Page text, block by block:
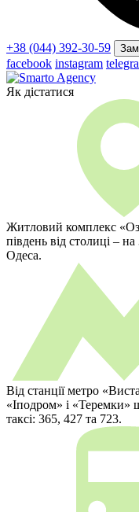
+38 (044) 392-30-59
facebook instagram
Як дістатися
Житловий комплекс
південь від столиці –
Одеса.
Від станції метро
«Іподром» і «Теремки»
таксі: 365, 427 та 723.